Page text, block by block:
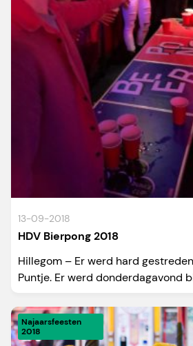
13-09-2018
HDV Bierpong 2018
Hillegom – Er werd hard
Puntje. Er werd donderdagavond
Najaarsfeesten
2018